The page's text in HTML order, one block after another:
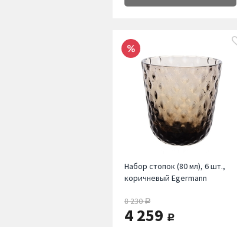
Набор стопок (80 мл), 6 шт.,
коричневый Egermann
8 230руб.
4 259 руб.